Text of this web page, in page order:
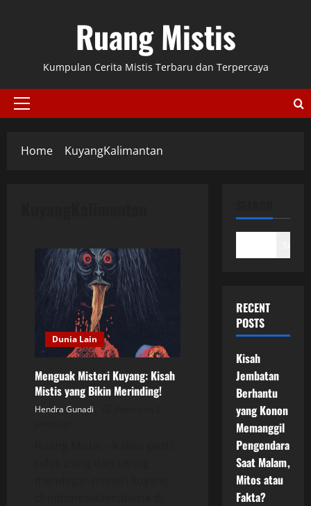
Ruang Mistis
Kumpulan Cerita Mistis Terbaru dan Terpercaya
Primary
Home KuyangKalimantan
Dunia Lain
Menguak Misteri Kuyang: Kisah
Mistis yang Bikin Merinding!
Hendra Gunadi
RECENT
POSTS
Kisah
Jembatan
Berhantu
yang Konon
Memanggil
Pengendara
Saat Malam,
Mitos atau
Fakta?